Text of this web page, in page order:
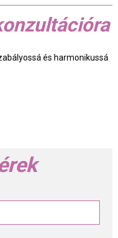
és harmonikussá